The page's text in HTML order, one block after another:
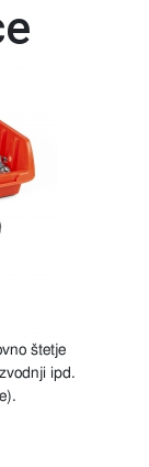
štetje
ipd.